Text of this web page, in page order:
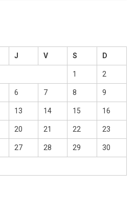
J V S D
1 2
6 7 8 9
13 14 15 16
20 21 22 23
27 28 29 30